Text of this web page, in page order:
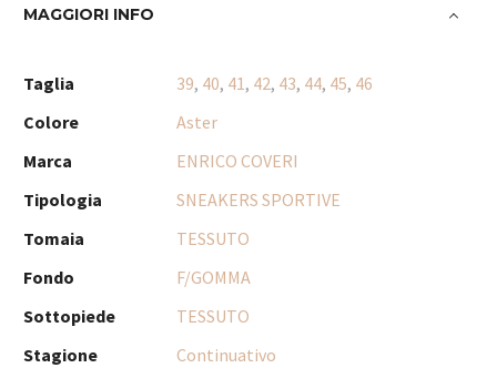
MAGGIORI INFO
Taglia 39, 40, 41, 42, 43, 44, 45, 46
Colore
Aster
Marca
ENRICO COVERI
Tipologia
SNEAKERS SPORTIVE
Tomaia
TESSUTO
Fondo
F/GOMMA
Sottopiede
TESSUTO
Stagione
Continuativo